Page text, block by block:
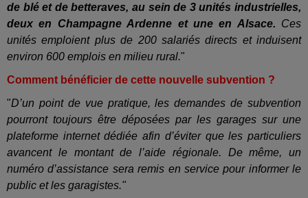
de blé et de betteraves, au sein de 3 unités industrielles,
deux en Champagne Ardenne et une en Alsace. Ces
unités emploient plus de 200 salariés directs et induisent
environ 600 emplois en milieu rural."
Comment bénéficier de cette nouvelle subvention ?
"D’un point de vue pratique, les demandes de subvention
pourront toujours être déposées par les garages sur une
plateforme internet dédiée afin d’éviter que les particuliers
avancent le montant de l’aide régionale. De même, un
numéro d’assistance sera remis en service pour informer le
public et les garagistes."